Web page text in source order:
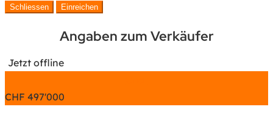
Schliessen Einreichen
Angaben zum Verkäufer
Jetzt offline
CHF 497'000